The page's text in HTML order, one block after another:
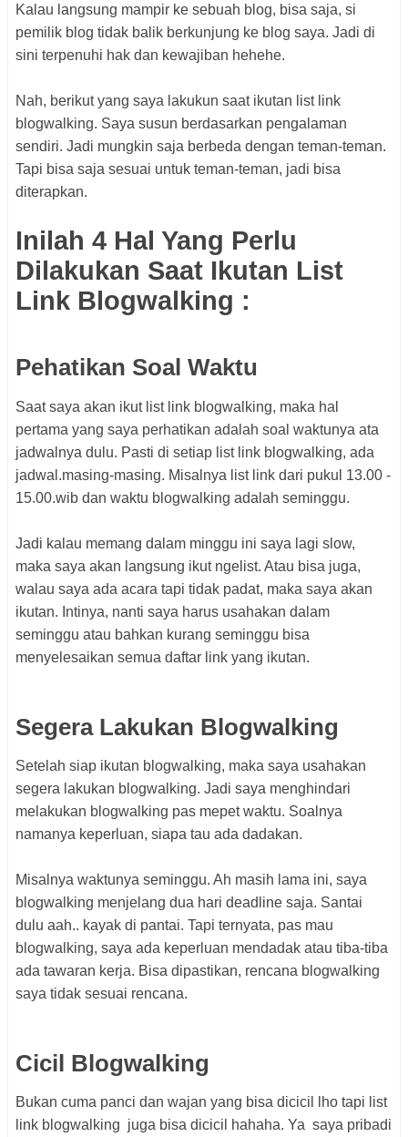
Kalau langsung mampir ke sebuah blog, bisa saja, si
pemilik blog tidak balik berkunjung ke blog saya. Jadi di
sini terpenuhi hak dan kewajiban hehehe.
Nah, berikut yang saya lakukun saat ikutan list link
blogwalking. Saya susun berdasarkan pengalaman
sendiri. Jadi mungkin saja berbeda dengan teman-teman.
Tapi bisa saja sesuai untuk teman-teman, jadi bisa
diterapkan.
Inilah 4 Hal Yang Perlu
Dilakukan Saat Ikutan List
Link Blogwalking :
Pehatikan Soal Waktu
Saat saya akan ikut list link blogwalking, maka hal
pertama yang saya perhatikan adalah soal waktunya ata
jadwalnya dulu. Pasti di setiap list link blogwalking, ada
jadwal.masing-masing. Misalnya list link dari pukul 13.00 -
15.00.wib dan waktu blogwalking adalah seminggu.
Jadi kalau memang dalam minggu ini saya lagi slow,
maka saya akan langsung ikut ngelist. Atau bisa juga,
walau saya ada acara tapi tidak padat, maka saya akan
ikutan. Intinya, nanti saya harus usahakan dalam
seminggu atau bahkan kurang seminggu bisa
menyelesaikan semua daftar link yang ikutan.
Segera Lakukan Blogwalking
Setelah siap ikutan blogwalking, maka saya usahakan
segera lakukan blogwalking. Jadi saya menghindari
melakukan blogwalking pas mepet waktu. Soalnya
namanya keperluan, siapa tau ada dadakan.
Misalnya waktunya seminggu. Ah masih lama ini, saya
blogwalking menjelang dua hari deadline saja. Santai
dulu aah.. kayak di pantai. Tapi ternyata, pas mau
blogwalking, saya ada keperluan mendadak atau tiba-tiba
ada tawaran kerja. Bisa dipastikan, rencana blogwalking
saya tidak sesuai rencana.
Cicil Blogwalking
Bukan cuma panci dan wajan yang bisa dicicil lho tapi list
link blogwalking juga bisa dicicil hahaha. Ya saya pribadi